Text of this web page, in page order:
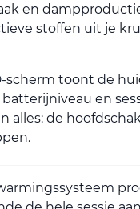
en
stoffen uit je
scherm toont de
en
alles: de